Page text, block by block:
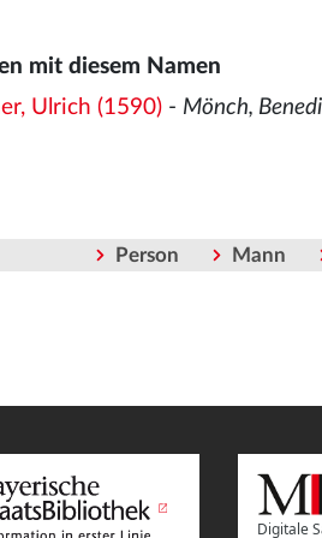
mit diesem Namen
Ulrich (1590) - Mönch,
Person Mann
Digitale